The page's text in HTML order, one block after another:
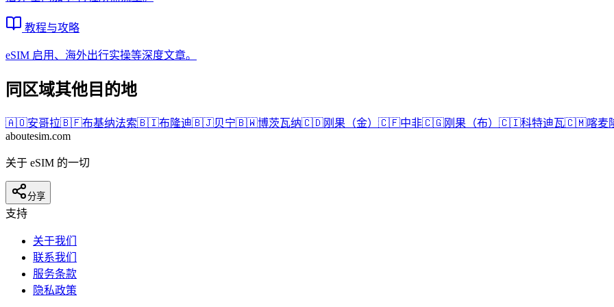
教程与攻略
eSIM 启用、海外出行实操等深度文章。
同区域其他目的地
🇦🇴安哥拉🇧🇫布基纳法索🇧🇮布隆迪🇧🇯贝宁🇧🇼博茨瓦纳🇨🇩刚果（金） 🇨🇫中非🇨🇬刚果（布） 🇨🇮科特迪瓦🇨🇲喀麦
aboutesim.com
关于 eSIM 的一切
分享
支持
关于我们
联系我们
服务条款
隐私政策